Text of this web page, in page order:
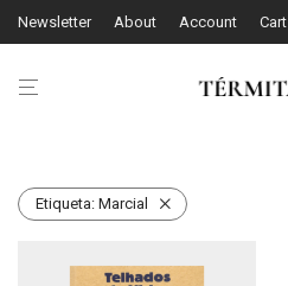
Newsletter About Account Cart
Etiqueta: Marcial